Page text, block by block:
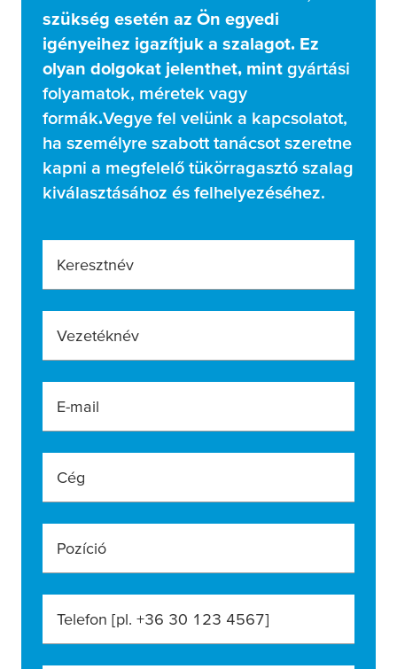
szükség esetén az Ön egyedi
igényeihez igazítjuk a szalagot. Ez
olyan dolgokat jelenthet, mint gyártási
folyamatok, méretek vagy
formák.Vegye fel velünk a kapcsolatot,
ha személyre szabott tanácsot szeretne
kapni a megfelelő tükörragasztó szalag
kiválasztásához és felhelyezéséhez.
Keresztnév
Vezetéknév
E-mail
Cég
Pozíció
Telefon [pl. +36 30 123 4567]